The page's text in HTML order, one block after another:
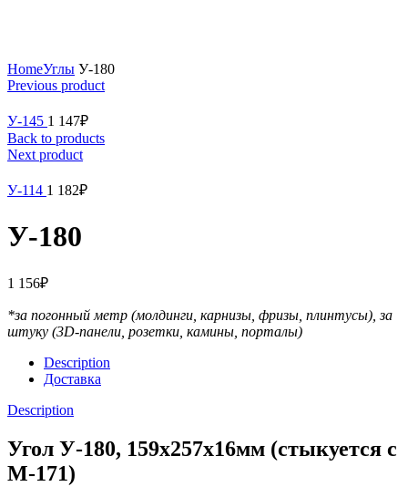
HomeУглы У-180
Previous product
У-145 1 147₽
Back to products
Next product
У-114 1 182₽
У-180
1 156₽
*за погонный метр (молдинги, карнизы, фризы, плинтусы), за
штуку (3D-панели, розетки, камины, порталы)
Description
Доставка
Description
Угол У-180, 159х257х16мм (стыкуется с
М-171)